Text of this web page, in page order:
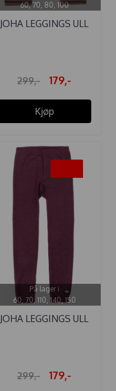
60, 70, 80, 100
JOHA LEGGINGS ULL
299,- 179,-
Kjøp
På lager i
60, 70, 110, 140, 150
JOHA LEGGINGS ULL
299,- 179,-